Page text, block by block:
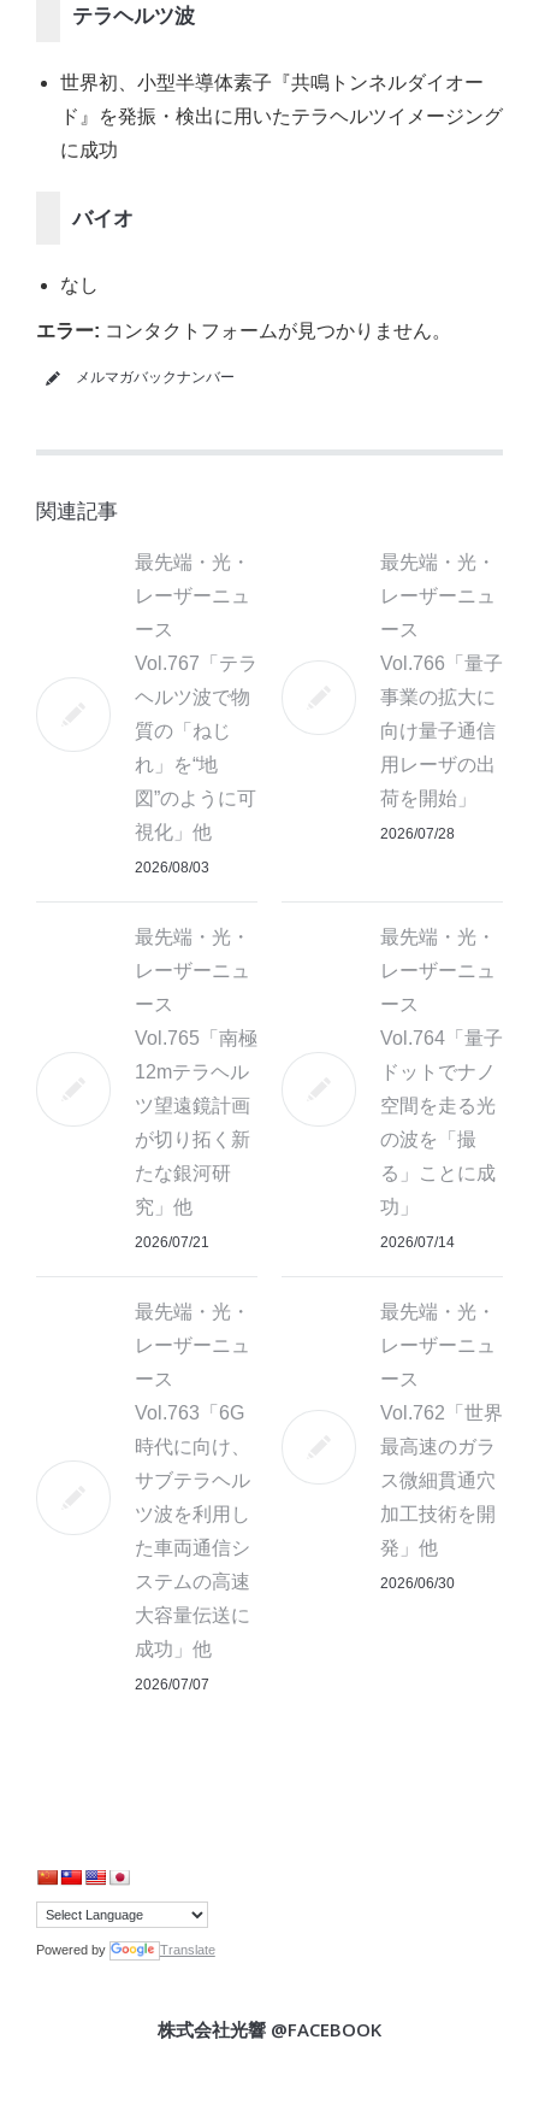
テラヘルツ波
世界初、小型半導体素子『共鳴トンネルダイオー
ド』を発振・検出に用いたテラヘルツイメージング
に成功
バイオ
なし
エラー: コンタクトフォームが見つかりません。
メルマガバックナンバー
関連記事
最先端・光・
レーザーニュ
ース
Vol.767「テラ
ヘルツ波で物
質の「ねじ
れ」を“地
図”のように可
視化」他
2026/08/03
最先端・光・
レーザーニュ
ース
Vol.766「量子
事業の拡大に
向け量子通信
用レーザの出
荷を開始」
2026/07/28
最先端・光・
レーザーニュ
ース
Vol.765「南極
12mテラヘル
ツ望遠鏡計画
が切り拓く新
たな銀河研
究」他
2026/07/21
最先端・光・
レーザーニュ
ース
Vol.764「量子
ドットでナノ
空間を走る光
の波を「撮
る」ことに成
功」
2026/07/14
最先端・光・
レーザーニュ
ース
Vol.763「6G
時代に向け、
サブテラヘル
ツ波を利用し
た車両通信シ
ステムの高速
大容量伝送に
成功」他
2026/07/07
最先端・光・
レーザーニュ
ース
Vol.762「世界
最高速のガラ
ス微細貫通穴
加工技術を開
発」他
2026/06/30
Powered by Translate
株式会社光響 @FACEBOOK